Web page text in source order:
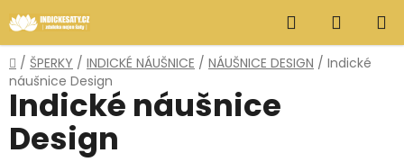
na
obsah
Hledat
KOŠÍK
Domů
/ ŠPERKY / INDICKÉ NÁUŠNICE / NÁUŠNICE DESIGN / Indické
náušnice Design
Indické náušnice
Design